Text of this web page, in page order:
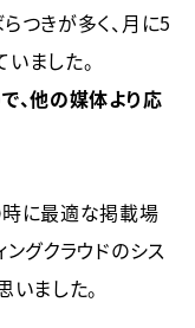
つきが多く、月に5
ました。
、他の媒体より応
時に最適な掲載場
グクラウドのシス
ました。